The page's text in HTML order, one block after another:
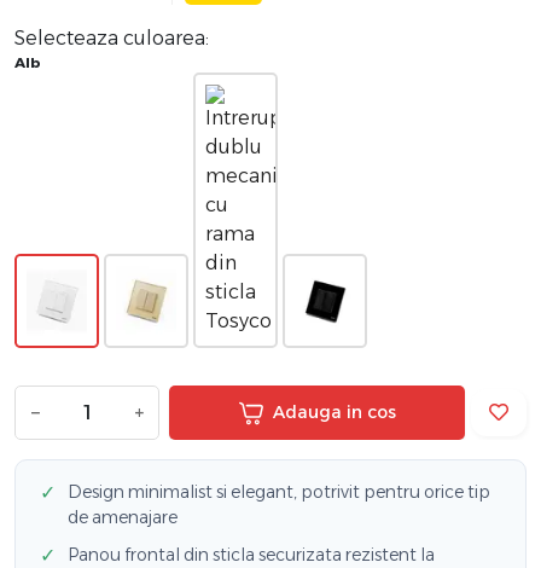
Selecteaza culoarea:
Alb
− + Adauga in cos
✓
Design minimalist si elegant, potrivit pentru orice tip
de amenajare
✓
Panou frontal din sticla securizata rezistent la